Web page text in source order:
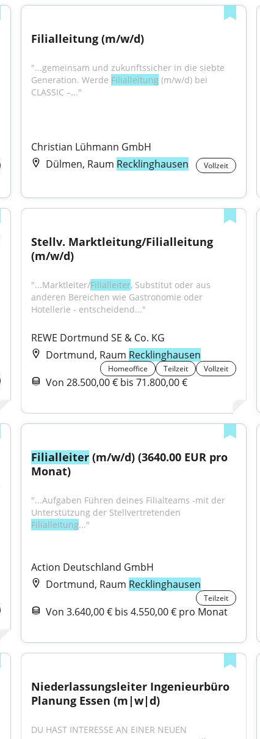
Filialleitung (m/w/d)
"...gemeinsam und zukunftssicher in die siebte
Generation. Werde Filialleitung (m/w/d) bei
CLASSIC –..."
Christian Lühmann GmbH
Dülmen, Raum Recklinghausen Vollzeit
Stellv. Marktleitung/Filialleitung
(m/w/d)
"...Marktleiter/Filialleiter, Substitut oder aus
anderen Bereichen wie Gastronomie oder
Hotellerie - entscheidend..."
REWE Dortmund SE & Co. KG
Dortmund, Raum Recklinghausen
Homeoffice Teilzeit Vollzeit
Von 28.500,00 € bis 71.800,00 €
Filialleiter (m/w/d) (3640.00 EUR pro
Monat)
"...Aufgaben Führen deines Filialteams -mit der
Filialleitung..."
Action Deutschland GmbH
Dortmund, Raum Recklinghausen
Teilzeit
Von 3.640,00 € bis 4.550,00 € pro Monat
Niederlassungsleiter Ingenieurbüro
Planung Essen (m|w|d)
DU HAST INTERESSE AN EINER NEUEN